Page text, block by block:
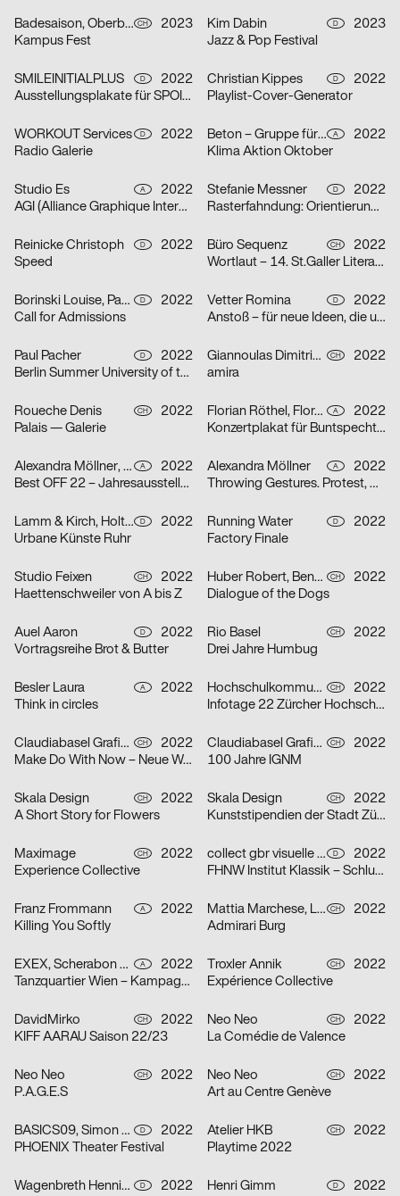
Badesaison, Oberberger Moriz CH
2023
Kampus Fest
Kim Dabin D
2023
Jazz & Pop Festival
SMILEINITIALPLUS D
2022
Ausstellungsplakate für SPOILER Aktionsraum in Berlin
Christian Kippes D
2022
Playlist-Cover-Generator
WORKOUT Services D
2022
Radio Galerie
Beton – Gruppe für Gestaltung A
2022
Klima Aktion Oktober
Studio Es A
2022
AGI (Alliance Graphique Internationale)
Stefanie Messner D
2022
Rasterfahndung: Orientierung & Chaos
Reinicke Christoph D
2022
Speed
Büro Sequenz CH
2022
Wortlaut – 14. St.Galler Literaturfestival
Borinski Louise, Paula Buškevica D
2022
Call for Admissions
Vetter Romina D
2022
Anstoß – für neue Ideen, die unsere Stadt verändern
Paul Pacher D
2022
Berlin Summer University of the Arts 2023
Giannoulas Dimitris, Dhillon Amrit CH
2022
amira
Roueche Denis CH
2022
Palais — Galerie
Florian Röthel, Florentin Scheicher A
2022
Konzertplakat für Buntspecht, Arena Wien
Alexandra Möllner, Sophia Krayc A
2022
Best OFF 22 – Jahresausstellung der Kunstuniversität Linz
Alexandra Möllner A
2022
Throwing Gestures. Protest, Economy and the Imperceptible
Lamm & Kirch, Holtgreve Heinrich D
2022
Urbane Künste Ruhr
Running Water D
2022
Factory Finale
Studio Feixen CH
2022
Haettenschweiler von A bis Z
Huber Robert, Benedict Will CH
2022
Dialogue of the Dogs
Auel Aaron D
2022
Vortragsreihe Brot & Butter
Rio Basel CH
2022
Drei Jahre Humbug
Besler Laura A
2022
Think in circles
Hochschulkommunikation Marketing ZHdK CH
2022
Infotage 22 Zürcher Hochschule der Künste
Claudiabasel Grafik & Interaktion CH
2022
Make Do With Now – Neue Wege in der Japanischen Architektur
Claudiabasel Grafik & Interaktion CH
2022
100 Jahre IGNM
Skala Design CH
2022
A Short Story for Flowers
Skala Design CH
2022
Kunststipendien der Stadt Zürich 2022
Maximage CH
2022
Experience Collective
collect gbr visuelle kommunikation D
2022
FHNW Institut Klassik – Schlusskonzerte 2022
Franz Frommann A
2022
Killing You Softly
Mattia Marchese, Lukas Lüdi CH
2022
Admirari Burg
EXEX, Scherabon Herwig, Ilija Hvala, Anouk Rehorek, Erli Grünzweil, Joshua Alena Mallek A
2022
Tanzquartier Wien – Kampagne Julia Müllner
Troxler Annik CH
2022
Expérience Collective
DavidMirko CH
2022
KIFF AARAU Saison 22/23
Neo Neo CH
2022
La Comédie de Valence
Neo Neo CH
2022
P.A.G.E.S
Neo Neo CH
2022
Art au Centre Genève
BASICS09, Simon Hegenberg D
2022
PHOENIX Theater Festival
Atelier HKB CH
2022
Playtime 2022
Wagenbreth Henning D
2022
Henri Gimm D
2022